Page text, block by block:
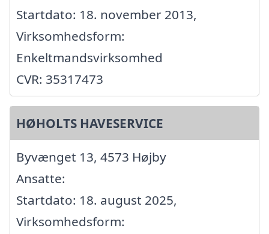
Startdato: 18. november 2013,
Virksomhedsform:
Enkeltmandsvirksomhed
CVR: 35317473
HØHOLTS HAVESERVICE
Byvænget 13, 4573 Højby
Ansatte:
Startdato: 18. august 2025,
Virksomhedsform: